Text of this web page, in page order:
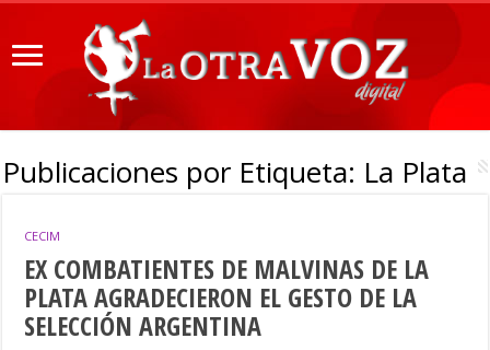
Publicaciones por Etiqueta: La Plata
CECIM
EX COMBATIENTES DE MALVINAS DE LA
PLATA AGRADECIERON EL GESTO DE LA
SELECCIÓN ARGENTINA